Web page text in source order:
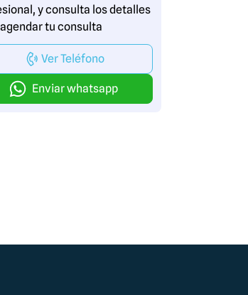
y consulta los detalles
tu consulta
Ver Teléfono
Enviar whatsapp